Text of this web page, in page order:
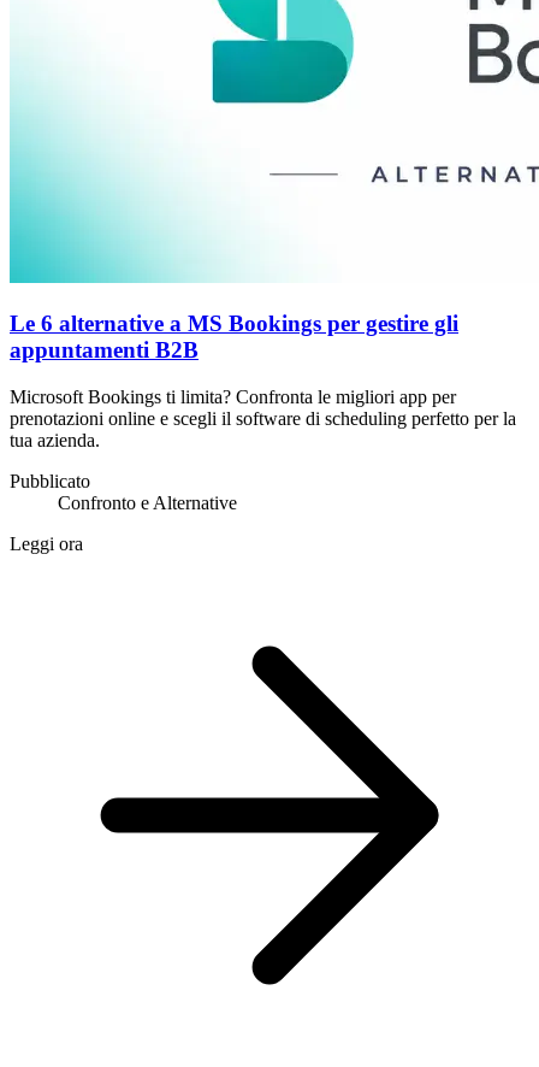
Le 6 alternative a MS Bookings per gestire gli
appuntamenti B2B
Microsoft Bookings ti limita? Confronta le migliori app per
prenotazioni online e scegli il software di scheduling perfetto per la
tua azienda.
Pubblicato
Confronto e Alternative
Leggi ora